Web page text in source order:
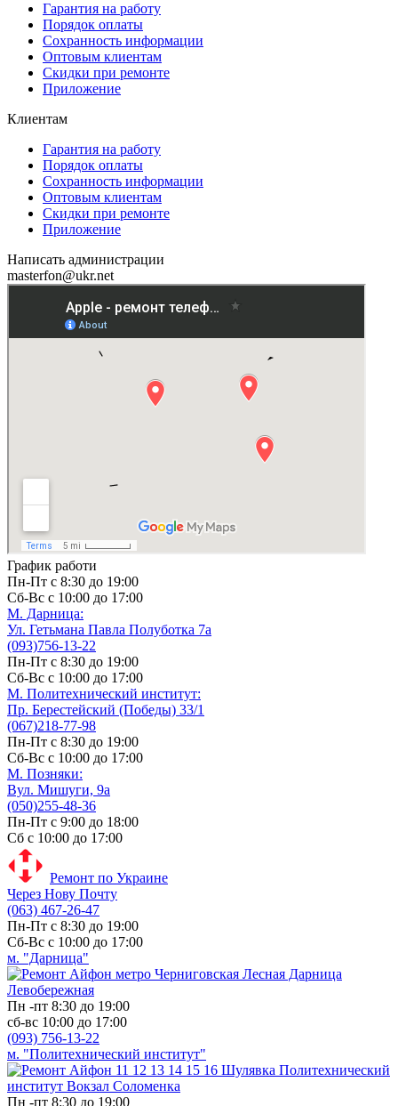
Гарантия на работу
Порядок оплаты
Сохранность информации
Оптовым клиентам
Скидки при ремонте
Приложение
Клиентам
Гарантия на работу
Порядок оплаты
Сохранность информации
Оптовым клиентам
Скидки при ремонте
Приложение
Написать администрации
masterfon@ukr.net
График работи
Пн-Пт с 8:30 до 19:00
Сб-Вс с 10:00 до 17:00
М. Дарницa:
Ул. Гетьмана Павла Полуботка 7а
(093)756-13-22
Пн-Пт с 8:30 до 19:00
Сб-Вс с 10:00 до 17:00
М. Политехнический институт:
Пр. Берестейский (Победы) 33/1
(067)218-77-98
Пн-Пт с 8:30 до 19:00
Сб-Вс с 10:00 до 17:00
М. Позняки:
Вул. Мишуги, 9а
(050)255-48-36
Пн-Пт с 9:00 до 18:00
Сб с 10:00 до 17:00
Ремонт по Украине
Через Нову Почту
(063) 467-26-47
Пн-Пт с 8:30 до 19:00
Сб-Вс с 10:00 до 17:00
м. "Дарница"
Пн -пт 8:30 до 19:00
сб-вс 10:00 до 17:00
(093) 756-13-22
м. "Политехнический институт"
Пн -пт 8:30 до 19:00